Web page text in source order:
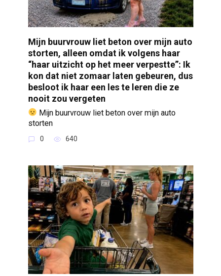
Mijn buurvrouw liet beton over mijn auto
storten, alleen omdat ik volgens haar
“haar uitzicht op het meer verpestte”: Ik
kon dat niet zomaar laten gebeuren, dus
besloot ik haar een les te leren die ze
nooit zou vergeten
Mijn buurvrouw liet beton over mijn auto
storten
0 640